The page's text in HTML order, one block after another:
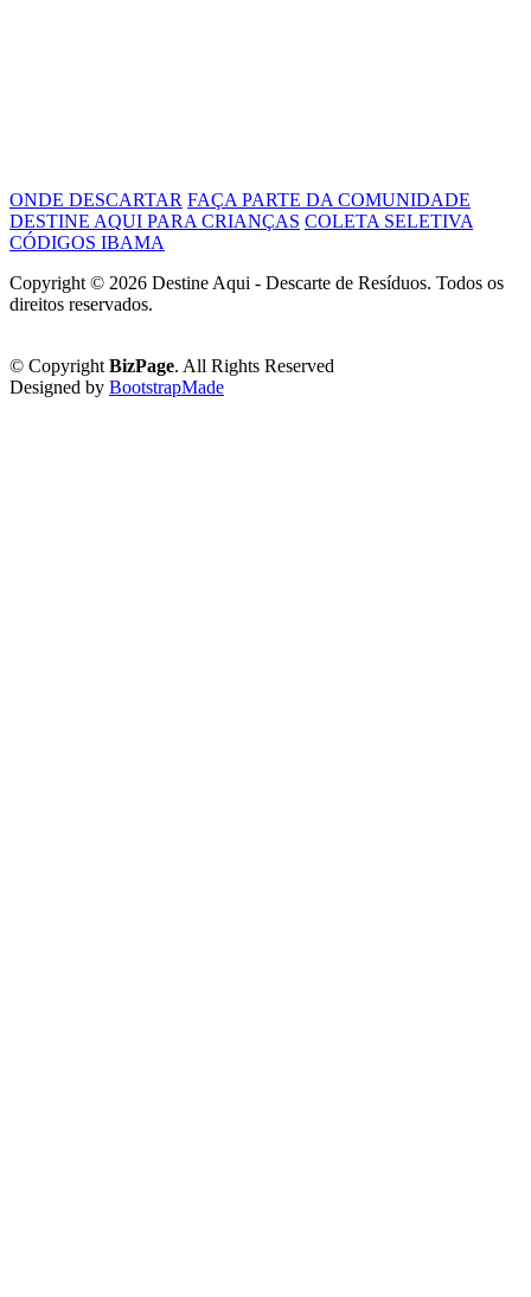
ONDE DESCARTAR FAÇA PARTE DA COMUNIDADE
DESTINE AQUI PARA CRIANÇAS COLETA SELETIVA
CÓDIGOS IBAMA
Copyright © 2026 Destine Aqui - Descarte de Resíduos. Todos os
direitos reservados.
© Copyright BizPage. All Rights Reserved
Designed by BootstrapMade